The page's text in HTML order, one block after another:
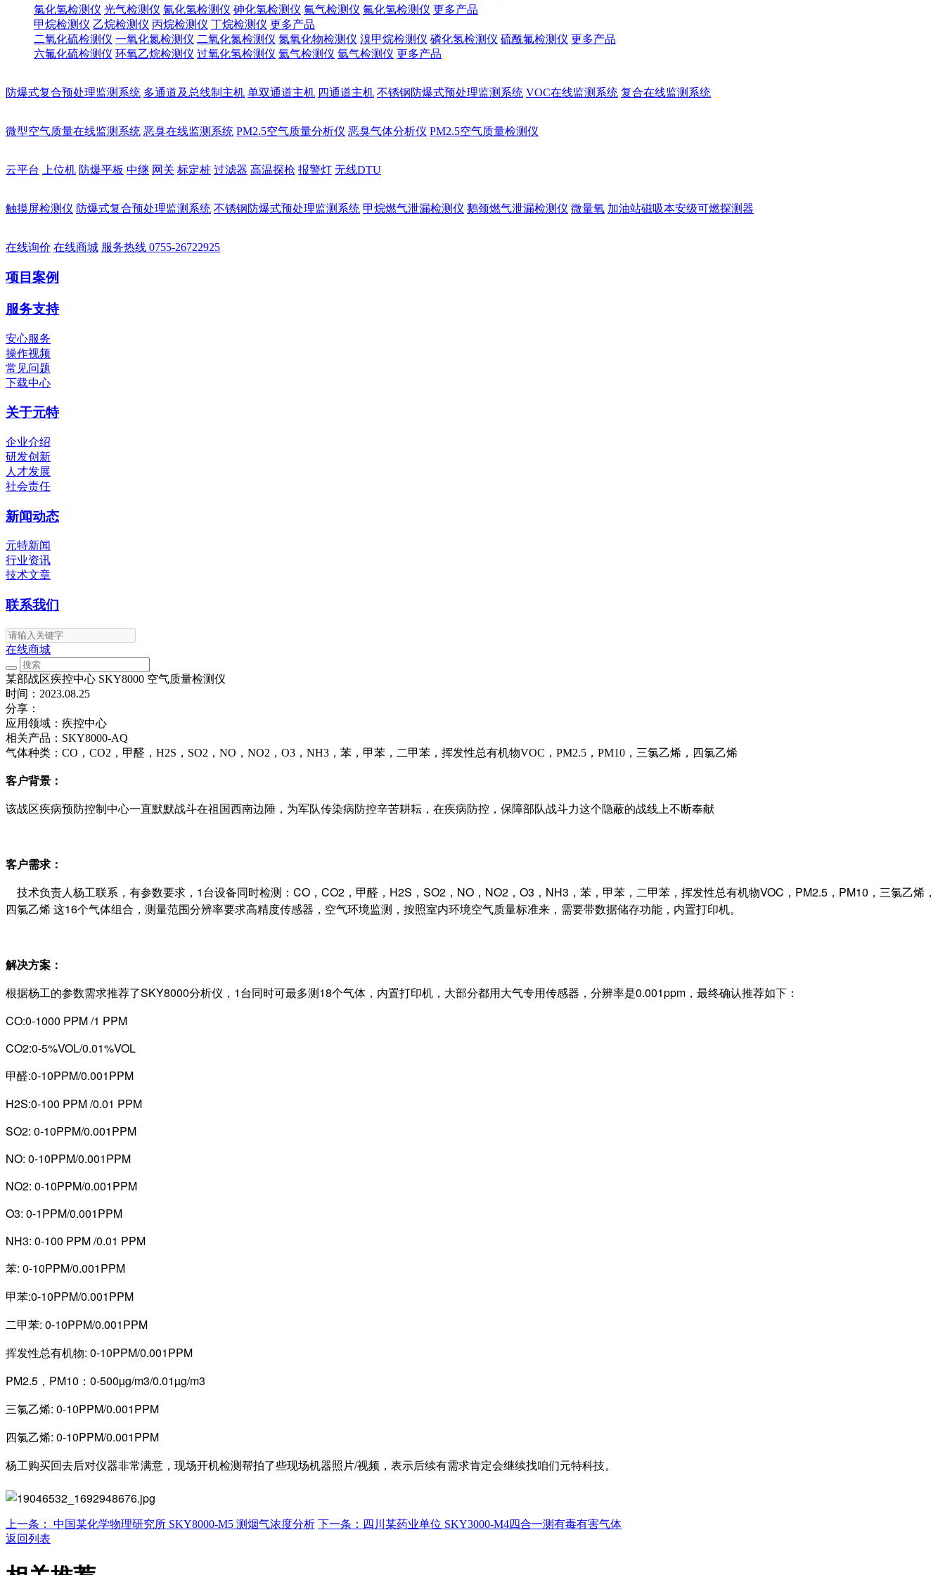
氯化氢检测仪 光气检测仪 氰化氢检测仪 砷化氢检测仪 氟气检测仪 氟化氢检测仪 更多产品
甲烷检测仪 乙烷检测仪 丙烷检测仪 丁烷检测仪 更多产品
二氧化硫检测仪 一氧化氮检测仪 二氧化氮检测仪 氮氧化物检测仪 溴甲烷检测仪 磷化氢检测仪 硫酰氟检测仪 更多产品
六氟化硫检测仪 环氧乙烷检测仪 过氧化氢检测仪 氦气检测仪 氩气检测仪 更多产品
防爆式复合预处理监测系统 多通道及总线制主机 单双通道主机 四通道主机 不锈钢防爆式预处理监测系统 VOC在线监测系统 复合在线监测系统
微型空气质量在线监测系统 恶臭在线监测系统 PM2.5空气质量分析仪 恶臭气体分析仪 PM2.5空气质量检测仪
云平台 上位机 防爆平板 中继 网关 标定桩 过滤器 高温探枪 报警灯 无线DTU
触摸屏检测仪 防爆式复合预处理监测系统 不锈钢防爆式预处理监测系统 甲烷燃气泄漏检测仪 鹅颈燃气泄漏检测仪 微量氧 加油站磁吸本安级可燃探测器
在线询价 在线商城 服务热线 0755-26722925
项目案例
服务支持
安心服务
操作视频
常见问题
下载中心
关于元特
企业介绍
研发创新
人才发展
社会责任
新闻动态
元特新闻
行业资讯
技术文章
联系我们
在线商城
某部战区疾控中心 SKY8000 空气质量检测仪
时间：2023.08.25
分享：
应用领域： 疾控中心
相关产品： SKY8000-AQ
气体种类： CO，CO2，甲醛，H2S，SO2，NO，NO2，O3，NH3，苯，甲苯，二甲苯，挥发性总有机物VOC，PM2.5，PM10，三氯乙烯，四氯乙烯
客户背景：
该战区疾病预防控制中心一直默默战斗在祖国西南边陲，为军队传染病防控辛苦耕耘，在疾病防控，保障部队战斗力这个隐蔽的战线上不断奉献
客户需求：
技术负责人杨工联系，有参数要求，1台设备同时检测：CO，CO2，甲醛，H2S，SO2，NO，NO2，O3，NH3，苯，甲苯，二甲苯，挥发性总有机物VOC，PM2.5，PM10，三氯乙烯，
四氯乙烯 这16个气体组合，测量范围分辨率要求高精度传感器，空气环境监测，按照室内环境空气质量标准来，需要带数据储存功能，内置打印机。
解决方案：
根据杨工的参数需求推荐了SKY8000分析仪，1台同时可最多测18个气体，内置打印机，大部分都用大气专用传感器，分辨率是0.001ppm，最终确认推荐如下：
CO:0-1000 PPM /1 PPM
CO2:0-5%VOL/0.01%VOL
甲醛:0-10PPM/0.001PPM
H2S:0-100 PPM /0.01 PPM
SO2: 0-10PPM/0.001PPM
NO: 0-10PPM/0.001PPM
NO2: 0-10PPM/0.001PPM
O3: 0-1PPM/0.001PPM
NH3: 0-100 PPM /0.01 PPM
苯: 0-10PPM/0.001PPM
甲苯:0-10PPM/0.001PPM
二甲苯: 0-10PPM/0.001PPM
挥发性总有机物: 0-10PPM/0.001PPM
PM2.5，PM10：0-500µg/m3/0.01µg/m3
三氯乙烯: 0-10PPM/0.001PPM
四氯乙烯: 0-10PPM/0.001PPM
杨工购买回去后对仪器非常满意，现场开机检测帮拍了些现场机器照片/视频，表示后续有需求肯定会继续找咱们元特科技。
上一条： 中国某化学物理研究所 SKY8000-M5 测烟气浓度分析 下一条： 四川某药业单位 SKY3000-M4四合一测有毒有害气体
返回列表